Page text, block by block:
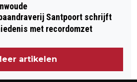
Santpoort schrijft
met recordomzet
artikelen